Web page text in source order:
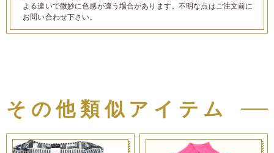
よる違いで微妙に色感が違う場合があります。不明な点はご注文前に
お問い合わせ下さい。
その他類似アイテム